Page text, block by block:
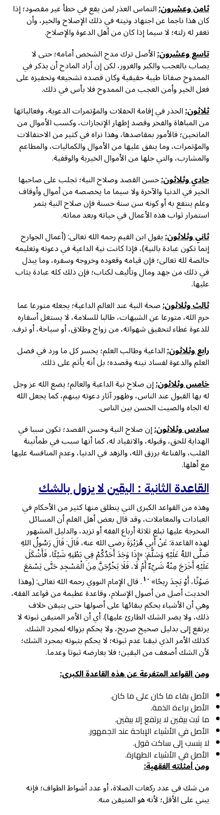
ثامن وعشرون:التماس العذر لمن يقع في خطأ غير مقصود؛ إذا
كان هذا ناجما عن اجتهاد ونيته في ذلك الإصلاح والخير، وأن
تغفر له زلته؛ لا سيما إذا كان من أهل الدعوة والإصلاح.
تاسع وعشرون:الأصل ترك مدح الشخص أمامه؛ حتى لا
يصاب بالعجب والكبر والغرور، لكن إن أراد المادح أن يذكر في
الممدوح صفاتا طيبة حقيقية وكان قصده تشجيعه وتحفيزه على
فعل الخير وأمن العجب من الممدوح فلا بأس في ذلك.
ثلاثون:الحذر في إقامة الحفلات والمؤتمرات الدعوية، وفعالياتها
من المباهاة والفخر وقصد إظهار الإنجازات، وكسب الأموال من
المانحين؛ فالأمور بمقاصدها، وهذا نراه في كثير من الاحتفالات
والمؤتمرات، وما ينفق عليها من الأموال والكماليات، والمطاعم
والمشارب، والتي جلها من الأموال الخيرية والوقفية.
حادي وثلاثون:حسن القصد وصلاح النية؛ تجلب على صاحبها
الخير في الدنيا والآخرة ولا سيما ما يخصصه من أموال وأوقاف
وعلم ينتفع به أو كونه سن سنة حسنة فإن صلاح النية يثمر
استمرار ثواب هذه الأعمال في حياته وبعد مماته.
ثاني وثلاثون:يقول ابن القيم رحمه الله تعالى: (أعمال الجوارح
إنما تكون عبادة بالنية)، فإذا كانت نية الداعية في دعوته وتعليمه
خالصة لله تعالى؛ فإن قيامه وقعوده وخروجه وسفره، وما يبذل
في ذلك من جهد ومال وتأليف لكتاب؛ فإن ذلك كله عبادة يثاب
عليها.
ثالث وثلاثون:صحة النية عند العالم الداعية؛ يجعله متورعا عما
حرم الله، متورعا عن الشبهات، طالبا للسلامة، لا يستغل أسفاره
للدعوة غطاء لتحقيق شهواته، من زواج وطلاق، أو سياحة، أو ترف.
رابع وثلاثون:الداعية وطالب العلم؛ يخسر كل ما ورد في فضل
العلم والدعوة لفساد نيته وقصده؛ بل أنه يأثم على ذلك.
خامس وثلاثون:إن صلاح نية الداعية والعالم؛ يضع الله عز وجل
له بها القبول عند الناس، وظهور آثار دعوته بينهم، كما يجعل الله
له الجاه والصيت الحسن بين الناس.
سادس وثلاثون:إن صلاح النية وحسن القصد؛ تكون سببا في
الهداية للحق، وقبوله، والانقياد له، كما أنها سبب في طمأنينة
القلب، والقناعة برزق الله، والزهد في الدنيا، وعدم المنافسة عليها
مع أهلها.
القاعدة الثانية : اليقين لا يزول بالشك
وهذه من القواعد الكبرى التي ينطلق منها كثير من الأحكام في
العبادات والمعاملات، وقد قال بعض أهل العلم أن المسائل
المخرجة عليها تبلغ ثلاثة أرباع الفقه أو تزيد، والدليل المشهور
لهذه القاعدة: عَنْ أَبِي هُرَيْرَةَ رضي الله عنه، قَالَ: قَالَ رَسُولُ اللهِ
صَلَّى اللهُ عَلَيْهِ وَسَلَّمَ: «إِذَا وَجَدَ أَحَدُكُمْ فِي بَطْنِهِ شَيْئًا، فَأَشْكَلَ
عَلَيْهِ أَخَرَجَ مِنْهُ شَيْءٌ أَمْ لَا، فَلَا يَخْرُجَنَّ مِنَ الْمَسْجِدِ حَتَّى يَسْمَعَ
صَوْتًا، أَوْ يَجِدَ رِيحًا» ١٠. قال الإمام النووي رحمه الله تعالى: (وهذا
الحديث أصل من أصول الإسلام، وقاعدة عظيمة من قواعد الفقه،
وهي أن الأشياء يحكم ببقائها على أصولها حتى يتيقن خلاف
ذلك، ولا يضر الشك الطارئ عليها). أي أن الأمر المتيقن ثبوته لا
يرتفع إلى بدليل صحيح صريح، ولا يحكم بزواله لمجرد الشك.
كذلك الأمر الذي تيقنا عدم ثبوته؛ لا يحكم بثبوته بمجرد الشك؛
لأن الشك أضعف من اليقين؛ فلا يعارضه ثبوتا وعدما.
ومن القواعد المتفرعة عن هذه القاعدة الكبرى:
الأصل بقاء ما كان على ما كان.
الأصل براءة الذمة.
ما ثبت بيقين لا يرتفع إلا بيقين.
الأصل في الأشياء الإباحة عند الجمهور.
لا ينسب إلى ساكت قول.
الأصل في الأشياء الطهارة.
ومن أمثلته الفقهية:
من شك في عدد ركعات الصلاة، أو عدد أشواط الطواف؛ فإنه
يبني على الأقل؛ لأنه هو المتيقن منه.